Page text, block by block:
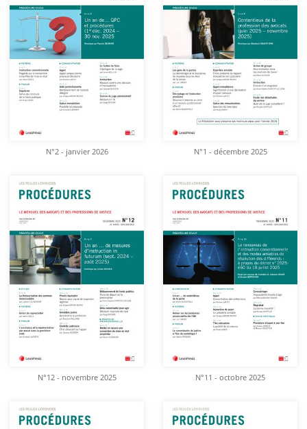
N°2 - janvier 2026 N°1 - décembre 2025
N°12 - novembre 2025 N°11 - octobre 2025